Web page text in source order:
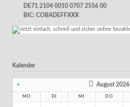
DE71 2104 0010 0707 2556 00
BIC: COBADEFFXXX
Kalender
< August 2026
MO DI MI DO